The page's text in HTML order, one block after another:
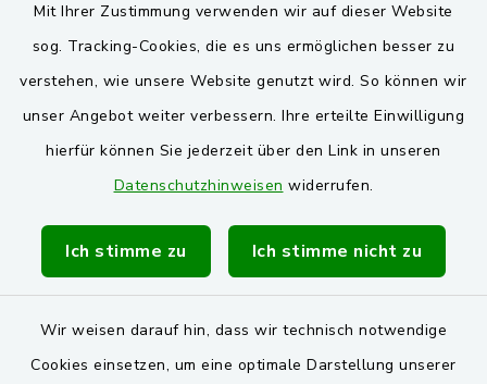
Mit Ihrer Zustimmung verwenden wir auf dieser Website
sog. Tracking-Cookies, die es uns ermöglichen besser zu
verstehen, wie unsere Website genutzt wird. So können wir
unser Angebot weiter verbessern. Ihre erteilte Einwilligung
hierfür können Sie jederzeit über den Link in unseren
Datenschutzhinweisen widerrufen.
Ich stimme zu Ich stimme nicht zu
Wir weisen darauf hin, dass wir technisch notwendige
Cookies einsetzen, um eine optimale Darstellung unserer
VG und Gemeinden
Markt Schwarzenfeld
Gemeinde Stulln